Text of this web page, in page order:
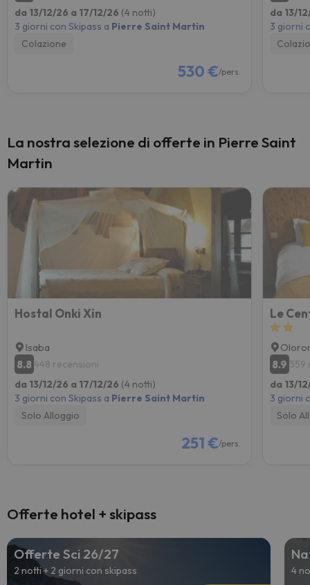
da 13/12/26 a 17/12/26 (4 notti)
3 giorni con Skipass a Pierre Saint Martin
Colazione
530 €/pers.
da 13/
3 giorni
La nostra selezione di offerte in Pierre Saint
Martin
Hostal Onki Xin
Isaba
8.8 448 recensioni
da 13/12/26 a 17/12/26 (4 notti)
3 giorni con Skipass a Pierre Saint Martin
Solo Alloggio
251 €/pers.
Le
8.9 559
da 13/
3 giorni
Solo
Offerte hotel + skipass
Offerte Sci 26/27
2 notti + 2 giorni con skipass 4